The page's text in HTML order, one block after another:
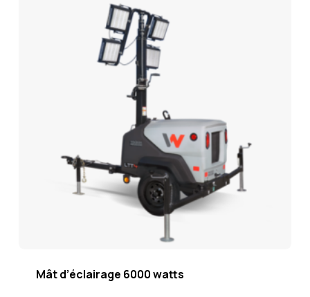
Mât d’éclairage 6000 watts